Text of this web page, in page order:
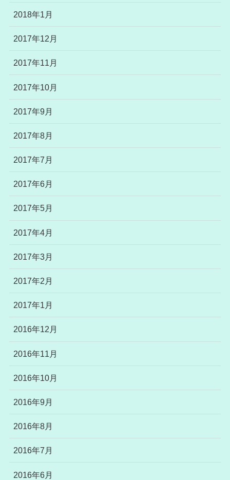
2018年1月
2017年12月
2017年11月
2017年10月
2017年9月
2017年8月
2017年7月
2017年6月
2017年5月
2017年4月
2017年3月
2017年2月
2017年1月
2016年12月
2016年11月
2016年10月
2016年9月
2016年8月
2016年7月
2016年6月